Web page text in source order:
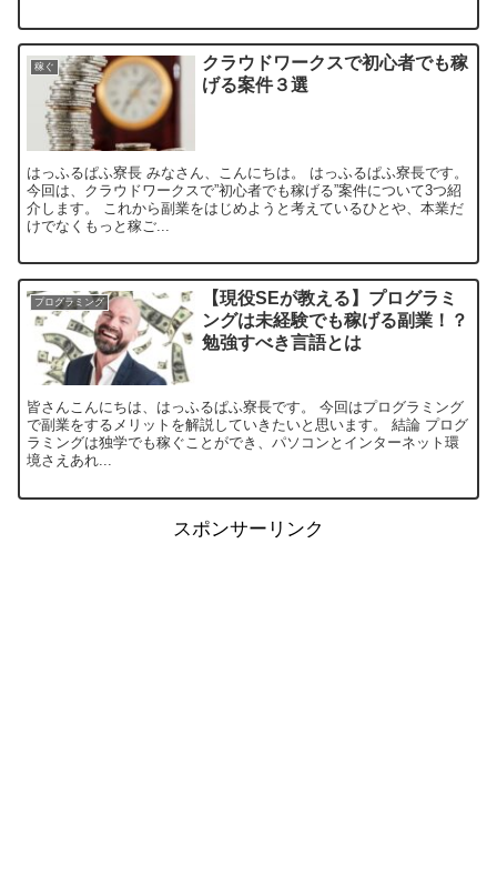
稼ぐ
クラウドワークスで初心者でも稼
げる案件３選
はっふるぱふ寮長 みなさん、こんにちは。 はっふるぱふ寮長です。
今回は、クラウドワークスで”初心者でも稼げる”案件について3つ紹
介します。 これから副業をはじめようと考えているひとや、本業だ
けでなくもっと稼ご...
プログラミング
【現役SEが教える】プログラミ
ングは未経験でも稼げる副業！？
勉強すべき言語とは
皆さんこんにちは、はっふるぱふ寮長です。 今回はプログラミング
で副業をするメリットを解説していきたいと思います。 結論 プログ
ラミングは独学でも稼ぐことができ、パソコンとインターネット環
境さえあれ...
スポンサーリンク